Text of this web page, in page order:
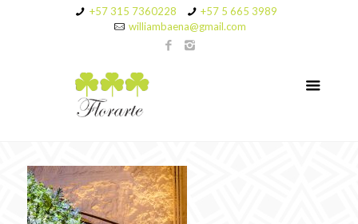
+57 315 7360228
+57 5 665 3989
williambaena@gmail.com